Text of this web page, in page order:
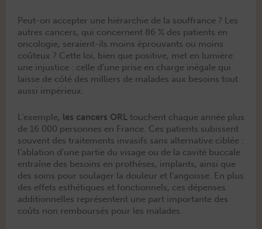
Peut-on accepter une hiérar­chie de la souf­france ? Les
autres can­cers, qui con­cer­nent 86 % des patients en
oncolo­gie, seraient-ils moins éprou­vants ou moins
coû­teux ? Cette loi, bien que pos­i­tive, met en lumière
une injus­tice : celle d’une prise en charge iné­gale qui
laisse de côté des mil­liers de malades aux besoins tout
aus­si impérieux.
L’exemple, les can­cers ORL touchent chaque année plus
de 16 000 per­son­nes en France. Ces patients subis­sent
sou­vent des traite­ments invasifs sans alter­na­tive ciblée :
l’ab­la­tion d’une par­tie du vis­age ou de la cav­ité buc­cale
entraîne des besoins en pro­thès­es, implants, ain­si que
des soins pour soulager la douleur et l’angoisse. En plus
des effets esthé­tiques et fonc­tion­nels, ces dépens­es
addi­tion­nelles représen­tent une part impor­tante des
coûts non rem­boursés pour les malades.